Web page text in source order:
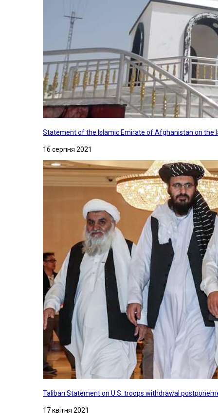
Statement of the Islamic Emirate of Afghanistan on
16 серпня 2021
Taliban Statement on U.S. troops withdrawal
17 квітня 2021